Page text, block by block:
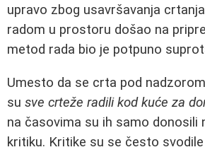
upravo zbog usavršavanja
radom u prostoru došao na
metod rada bio je potpuno
Umesto da se crta pod
su sve crteže radili kod kuće za
na časovima su ih samo donosili
kritiku. Kritike su se često